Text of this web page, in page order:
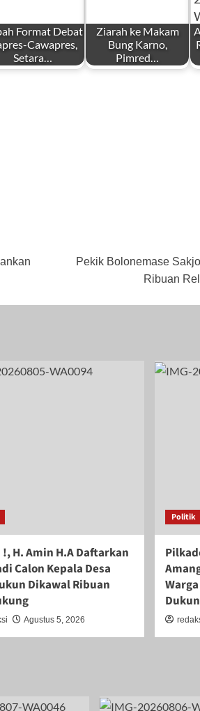
Format Debat
Cawapres,
Setara…
Ziarah ke Makam
Bung Karno,
Pimred…
by
Pekik Bolonemase
Ribuan
!, H. Amin H.A Daftarkan
Calon Kepala Desa
Dikawal Ribuan
Agustus 5, 2026
Politik